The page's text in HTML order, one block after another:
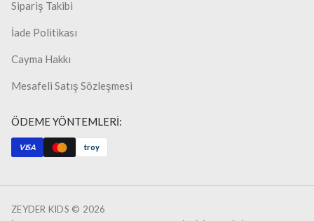
Sipariş Takibi
İade Politikası
Cayma Hakkı
Mesafeli Satış Sözleşmesi
ÖDEME YÖNTEMLERİ:
VISA troy
ZEYDER KIDS © 2026